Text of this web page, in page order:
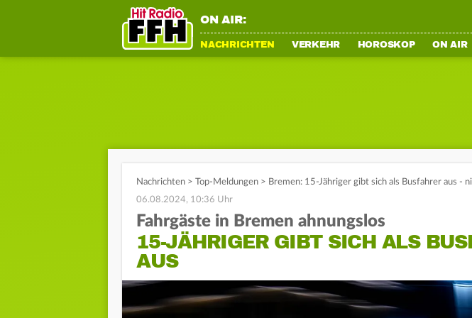
ON AIR:
NACHRICHTEN VERKEHR HOROSKOP ON AIR
Nachrichten > Top-Meldungen > Bremen: 15-Jähriger gibt sich als Busfahrer aus -
06.08.2024, 10:36 Uhr
Fahrgäste in Bremen ahnungslos
15-JÄHRIGER GIBT SICH ALS
AUS